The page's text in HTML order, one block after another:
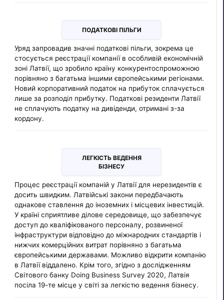
ПОДАТКОВІ ПІЛЬГИ
Уряд запровадив значні податкові пільги, зокрема це
стосується реєстрації компанії в особливій економічній
зоні Латвії, що зробило країну конкурентоспроможною
порівняно з багатьма іншими європейськими регіонами.
Новий корпоративний податок на прибуток сплачується
лише за розподіл прибутку. Податкові резиденти Латвії
не сплачують податку на дивіденди, отримані з-за
кордону.
ЛЕГКІСТЬ ВЕДЕННЯ
БІЗНЕСУ
Процес реєстрації компаній у Латвії для нерезидентів є
досить швидким. Латвійські закони передбачають
однакове ставлення до іноземних і місцевих інвестицій.
У країні сприятливе ділове середовище, що забезпечує
доступ до кваліфікованого персоналу, розвиненої
інфраструктури відповідно до міжнародних стандартів і
нижчих комерційних витрат порівняно з багатьма
європейськими державами. Можливо відкрити компанію
в Латвії віддалено. Крім того, згідно з дослідженням
Світового банку Doing Business Survey 2020, Латвія
посіла 19-те місце у світі за легкістю ведення бізнесу.